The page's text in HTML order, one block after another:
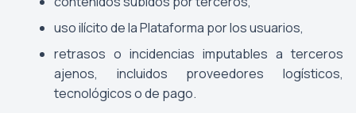
uso ilícito de la Plataforma por los usuarios,
retrasos o incidencias imputables a terceros
ajenos, incluidos proveedores logísticos,
tecnológicos o de pago.